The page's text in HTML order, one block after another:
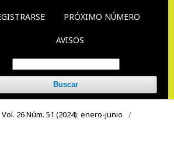
PRÓXIMO NÚMERO
AVISOS
Buscar
Vol. 26 Núm. 51 (2024): enero-junio
/